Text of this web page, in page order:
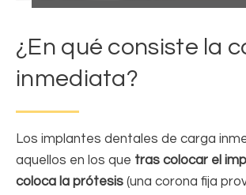
¿En qué consiste la
inmediata?
Los implantes dentales de carga
aquellos en los que tras colocar el
coloca la prótesis (una corona fija